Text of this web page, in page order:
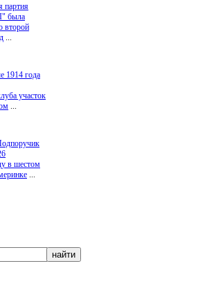
была
второй
1914 года
участок
в шестом